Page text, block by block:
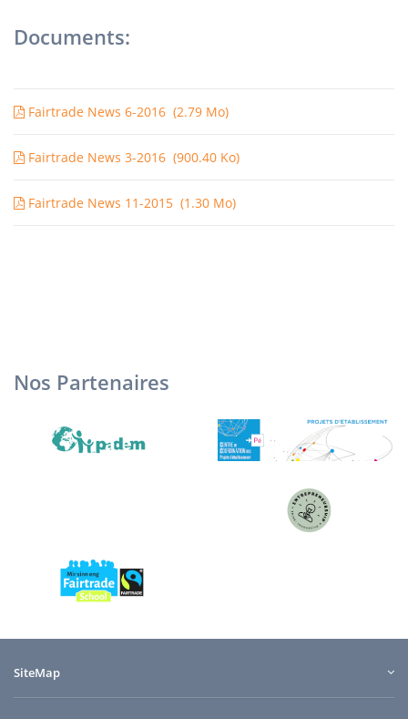
Documents:
Fairtrade News 6-2016 (2.79 Mo)
Fairtrade News 3-2016 (900.40 Ko)
Fairtrade News 11-2015 (1.30 Mo)
Nos Partenaires
SiteMap